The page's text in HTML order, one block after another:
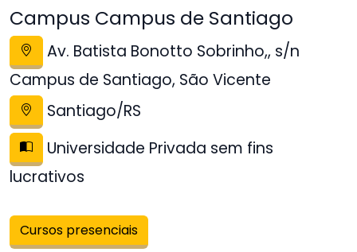
Campus Campus de Santiago
Av. Batista Bonotto Sobrinho,, s/n
Campus de Santiago, São Vicente
Santiago/RS
Universidade Privada sem fins
lucrativos
Cursos presenciais